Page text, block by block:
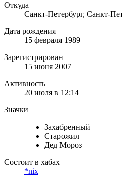
Откуда
Санкт-Петербург, Санкт-
Дата рождения
15 февраля 1989
Зарегистрирован
15 июня 2007
Активность
20 июля в 12:14
Значки
Захабренный
Старожил
Дед Мороз
Состоит в хабах
*nix